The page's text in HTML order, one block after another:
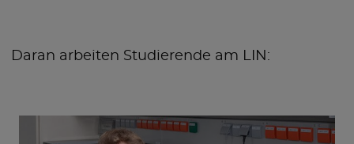
Daran arbeiten Studierende am LIN: